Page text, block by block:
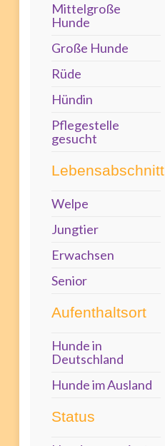
Mittelgroße
Hunde
Große Hunde
Rüde
Hündin
Pflegestelle
gesucht
Lebensabschnitt
Welpe
Jungtier
Erwachsen
Senior
Aufenthaltsort
Hunde in
Deutschland
Hunde im Ausland
Status